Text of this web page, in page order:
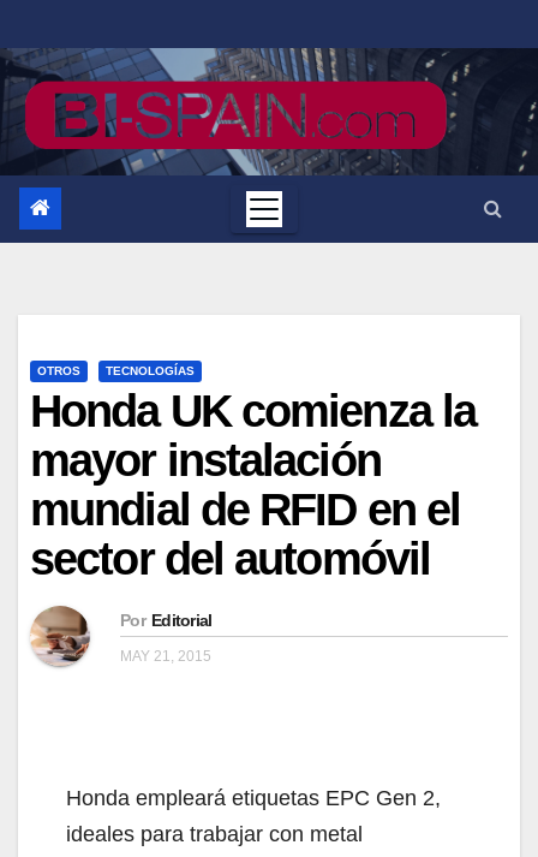
al
contenido
OTROS TECNOLOGÍAS
Honda UK comienza la
mayor instalación
mundial de RFID en el
sector del automóvil
Por Editorial
MAY 21, 2015
Honda empleará etiquetas EPC Gen 2,
ideales para trabajar con metal